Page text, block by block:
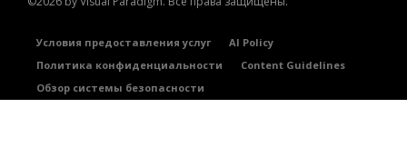
Условия предоставления услуг
AI Policy
Политика конфиденциальности
Content Guidelines
Обзор системы безопасности